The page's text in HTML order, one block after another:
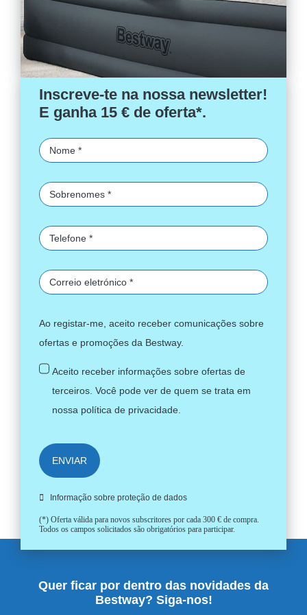
Inscreve-te na nossa newsletter!
E ganha 15 € de oferta*.
Ao registar-me, aceito receber comunicações sobre
ofertas e promoções da Bestway.
Aceito receber informações sobre ofertas de
terceiros. Você pode ver de quem se trata em
nossa política de privacidade.
ENVIAR
Informação sobre proteção de dados
(*) Oferta válida para novos subscritores por cada 300 € de compra.
Todos os campos solicitados são obrigatórios para participar.
Quer ficar por dentro das novidades da
Bestway? Siga-nos!